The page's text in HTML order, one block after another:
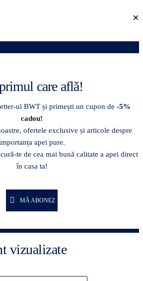
×
care află!
ul BWT și primești un cupon de -5%
cadou!
ofertele exclusive și articole despre
apei pure.
te de cea mai bună calitate a apei direct
în casa ta!
MĂ ABONEZ
vizualizate